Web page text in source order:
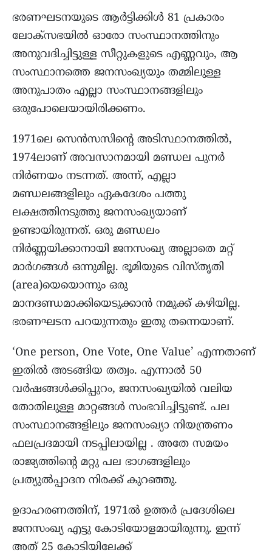
ഭരണഘടനയുടെ ആർട്ടിക്കിൾ 81 പ്രകാരം
ലോക്‌സഭയിൽ ഓരോ സംസ്ഥാനത്തിനും
അനുവദിച്ചിട്ടുള്ള സീറ്റുകളുടെ എണ്ണവും, ആ
സംസ്ഥാനത്തെ ജനസംഖ്യയും തമ്മിലുള്ള
അനുപാതം എല്ലാ സംസ്ഥാനങ്ങളിലും
ഒരുപോലെയായിരിക്കണം.
1971ലെ സെൻസസിന്റെ അടിസ്ഥാനത്തിൽ,
1974ലാണ് അവസാനമായി മണ്ഡല പുനർ
നിർണയം നടന്നത്. അന്ന്, എല്ലാ
മണ്ഡലങ്ങളിലും ഏകദേശം പത്തു
ലക്ഷത്തിനടുത്തു ജനസംഖ്യയാണ്
ഉണ്ടായിരുന്നത്. ഒരു മണ്ഡലം
നിർണ്ണയിക്കാനായി ജനസംഖ്യ അല്ലാതെ മറ്റ്
മാർഗങ്ങൾ ഒന്നുമില്ല. ഭൂമിയുടെ വിസ്തൃതി
(area)യെയൊന്നും ഒരു
മാനദണ്ഡമാക്കിയെടുക്കാൻ നമുക്ക്‌ കഴിയില്ല.
ഭരണഘടന പറയുന്നതും ഇതു തന്നെയാണ്.
‘One person, One Vote, One Value’ എന്നതാണ്
ഇതിൽ അടങ്ങിയ തത്വം. എന്നാൽ 50
വർഷങ്ങൾക്കിപ്പുറം, ജനസംഖ്യയിൽ വലിയ
തോതിലുള്ള മാറ്റങ്ങൾ സംഭവിച്ചിട്ടുണ്ട്. പല
സംസ്ഥാനങ്ങളിലും ജനസംഖ്യാ നിയന്ത്രണം
ഫലപ്രദമായി നടപ്പിലായില്ല . അതേ സമയം
രാജ്യത്തിന്റെ മറ്റു പല ഭാഗങ്ങളിലും
പ്രത്യുൽപ്പാദന നിരക്ക് കുറഞ്ഞു.
ഉദാഹരണത്തിന്, 1971ൽ ഉത്തർ പ്രദേശിലെ
ജനസംഖ്യ എട്ടു കോടിയോളമായിരുന്നു. ഇന്ന്
അത് 25 കോടിയിലേക്ക്